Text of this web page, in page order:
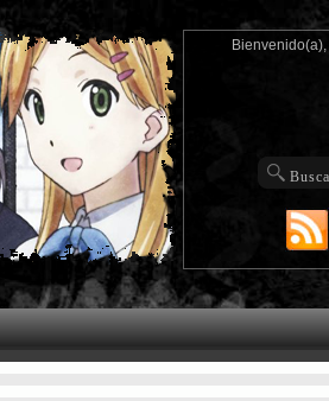
Bienvenido(a),